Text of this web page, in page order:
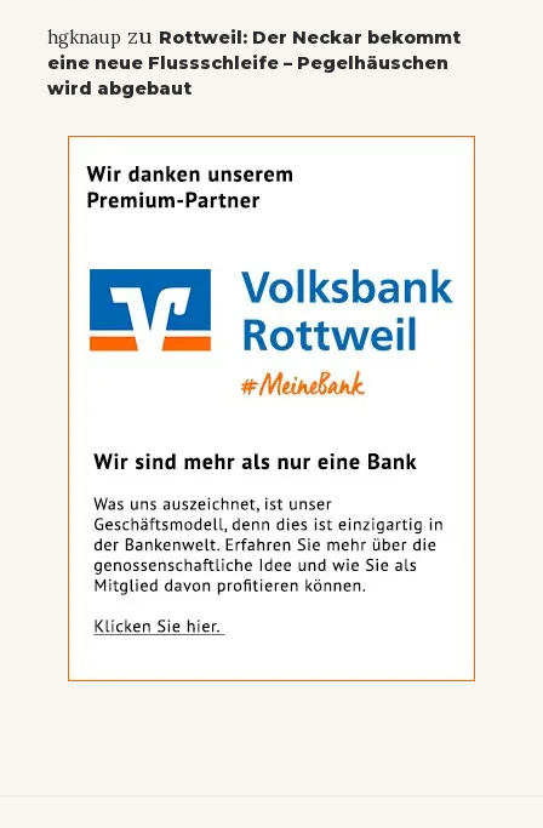
hgknaup zu Rottweil: Der Neckar bekommt
eine neue Flussschleife – Pegelhäuschen
wird abgebaut